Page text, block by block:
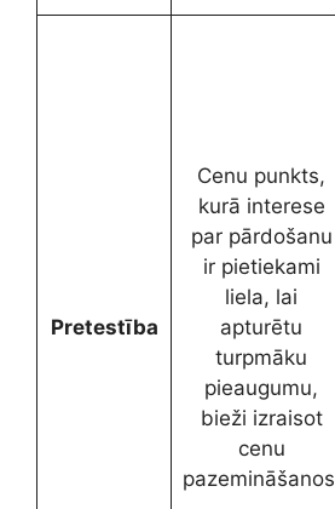
Pretestība
Cenu punkts,
kurā interese
par pārdošanu
ir pietiekami
liela, lai
apturētu
turpmāku
pieaugumu,
bieži izraisot
cenu